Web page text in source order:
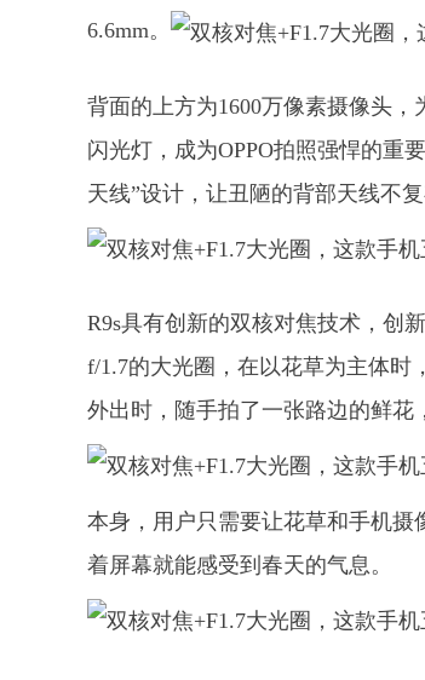
6.6mm。
背面的上方为1600万像素摄像头
闪光灯，成为OPPO拍照强悍的重
天线”设计，让丑陋的背部天线不
R9s具有创新的双核对焦技术，创
f/1.7的大光圈，在以花草为主体时
外出时，随手拍了一张路边的鲜花
本身，用户只需要让花草和手机
着屏幕就能感受到春天的气息。